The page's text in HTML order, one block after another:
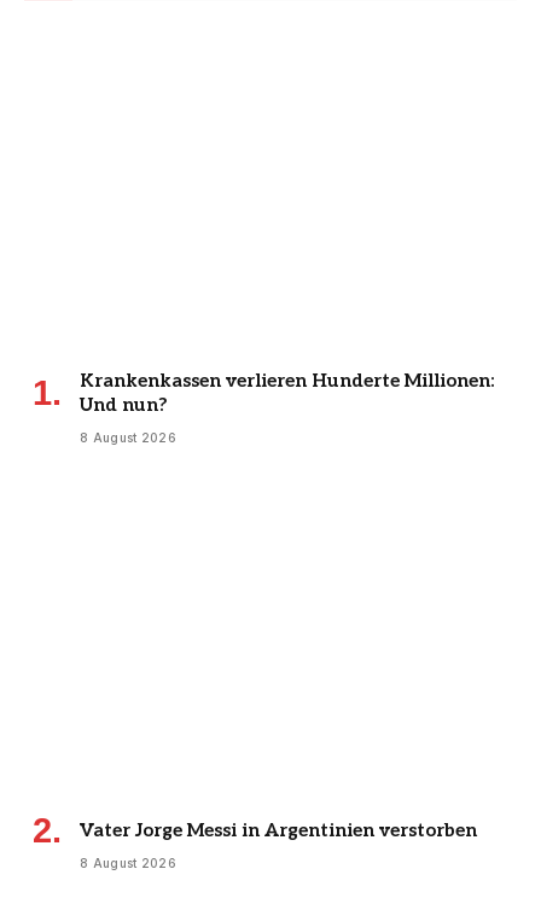
Krankenkassen verlieren Hunderte Millionen:
Und nun?
8 August 2026
Vater Jorge Messi in Argentinien verstorben
8 August 2026